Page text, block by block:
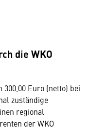
die WKO
Euro (netto) bei
zuständige
regional
der WKO